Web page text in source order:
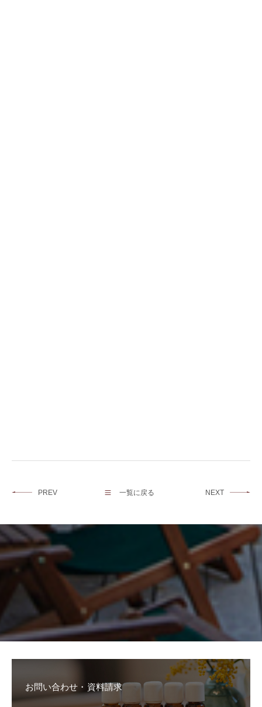
PREV 一覧に戻る NEXT
お問い合わせ・資料請求